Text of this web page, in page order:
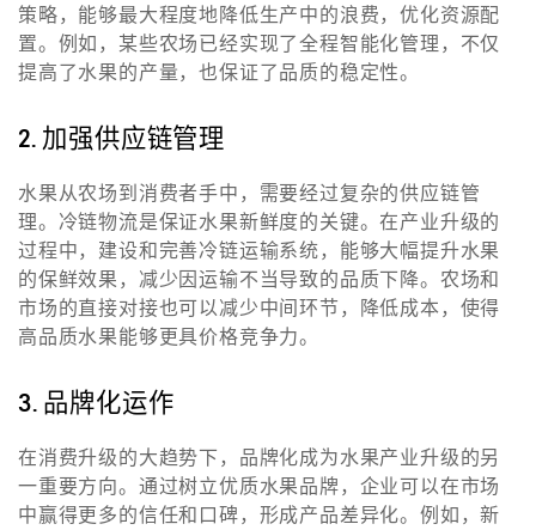
策略，能够最大程度地降低生产中的浪费，优化资源配
置。例如，某些农场已经实现了全程智能化管理，不仅
提高了水果的产量，也保证了品质的稳定性。
2. 加强供应链管理
水果从农场到消费者手中，需要经过复杂的供应链管
理。冷链物流是保证水果新鲜度的关键。在产业升级的
过程中，建设和完善冷链运输系统，能够大幅提升水果
的保鲜效果，减少因运输不当导致的品质下降。农场和
市场的直接对接也可以减少中间环节，降低成本，使得
高品质水果能够更具价格竞争力。
3. 品牌化运作
在消费升级的大趋势下，品牌化成为水果产业升级的另
一重要方向。通过树立优质水果品牌，企业可以在市场
中赢得更多的信任和口碑，形成产品差异化。例如，新